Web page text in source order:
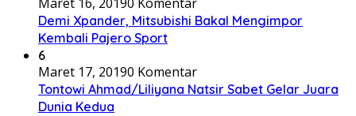
Demi Xpander, Mitsubishi Bakal Mengimpor
Kembali Pajero Sport
6
Maret 17, 20190 Komentar
Tontowi Ahmad/Liliyana Natsir Sabet Gelar Juara
Dunia Kedua